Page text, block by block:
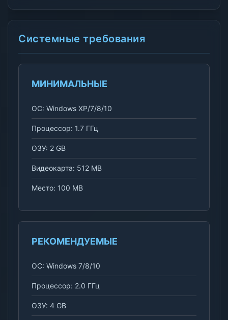
Системные требования
МИНИМАЛЬНЫЕ
ОС: Windows XP/7/8/10
Процессор: 1.7 ГГц
ОЗУ: 2 GB
Видеокарта: 512 MB
Место: 100 MB
РЕКОМЕНДУЕМЫЕ
ОС: Windows 7/8/10
Процессор: 2.0 ГГц
ОЗУ: 4 GB